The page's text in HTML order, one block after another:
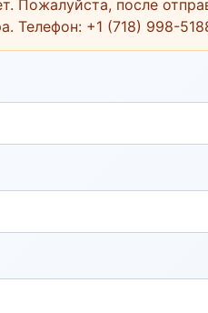
Пожалуйста, после
Телефон: +1 (718) 998-